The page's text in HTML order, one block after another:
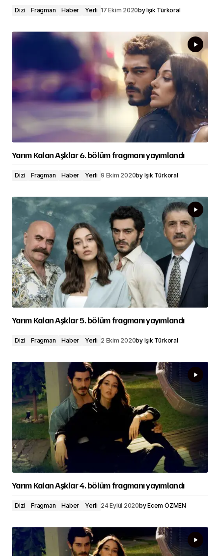
Dizi Fragman Haber Yerli 17 Ekim 2020byIşık Türkoral
Yarım Kalan Aşklar 6. bölüm fragmanı yayımlandı
Dizi Fragman Haber Yerli 9 Ekim 2020by Işık Türkoral
Yarım Kalan Aşklar 5. bölüm fragmanı yayımlandı
Dizi Fragman Haber Yerli 2 Ekim 2020by Işık Türkoral
Yarım Kalan Aşklar 4. bölüm fragmanı yayımlandı
Dizi Fragman Haber Yerli 24 Eylül 2020byEcem ÖZMEN